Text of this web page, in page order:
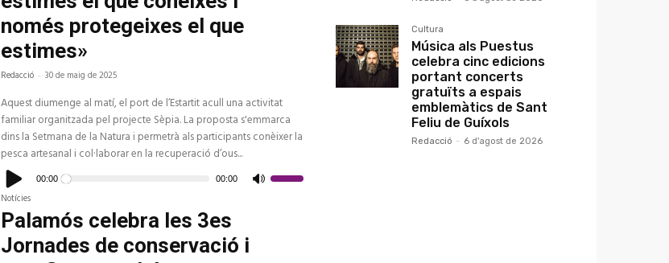
només protegeixes el que
estimes»
Redacció - 30 de maig de 2025
Aquest diumenge al matí, el port de l’Estartit acull una activitat
familiar organitzada pel projecte Sèpia. La proposta s'emmarca
dins la Setmana de la Natura i permetrà als participants conèixer la
pesca artesanal i col·laborar en la recuperació d’ous...
Reproductor
d'àudio00:00 00:00
Feu
Notícies
Palamós celebra les 3es
Jornades de conservació i
Cultura
Música als Puestus
celebra cinc edicions
portant concerts
gratuïts a espais
emblemàtics de Sant
Feliu de Guíxols
Redacció - 6 d'agost de 2026